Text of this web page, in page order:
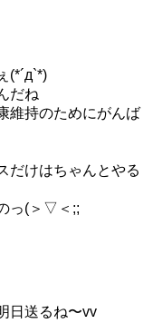
(*´д`*)
だね
維持のためにがんば
だけはちゃんとやる
っ(＞▽＜;;
日送るね〜vv